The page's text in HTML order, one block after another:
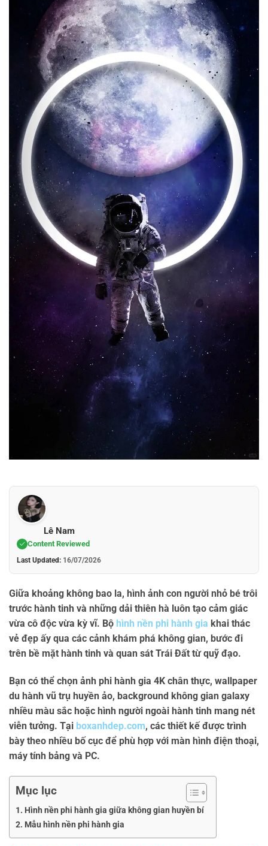
Lê Nam
Content Reviewed
Last Updated: 16/07/2026
Giữa khoảng không bao la, hình ảnh con người nhỏ bé trôi
trước hành tinh và những dải thiên hà luôn tạo cảm giác
vừa cô độc vừa kỳ vĩ. Bộ hình nền phi hành gia khai thác
vẻ đẹp ấy qua các cảnh khám phá không gian, bước đi
trên bề mặt hành tinh và quan sát Trái Đất từ quỹ đạo.
Bạn có thể chọn ảnh phi hành gia 4K chân thực, wallpaper
du hành vũ trụ huyền ảo, background không gian galaxy
nhiều màu sắc hoặc hình người ngoài hành tinh mang nét
viễn tưởng. Tại boxanhdep.com, các thiết kế được trình
bày theo nhiều bố cục để phù hợp với màn hình điện thoại,
máy tính bảng và PC.
Mục lục
Hình nền phi hành gia giữa không gian huyền bí
Mẫu hình nền phi hành gia